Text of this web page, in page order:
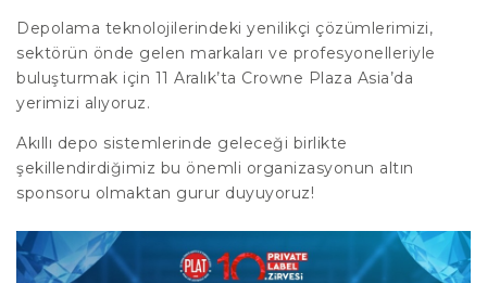
Depolama teknolojilerindeki yenilikçi çözümlerimizi,
sektörün önde gelen markaları ve profesyonelleriyle
buluşturmak için 11 Aralık’ta Crowne Plaza Asia’da
yerimizi alıyoruz.
Akıllı depo sistemlerinde geleceği birlikte
şekillendirdiğimiz bu önemli organizasyonun altın
sponsoru olmaktan gurur duyuyoruz!